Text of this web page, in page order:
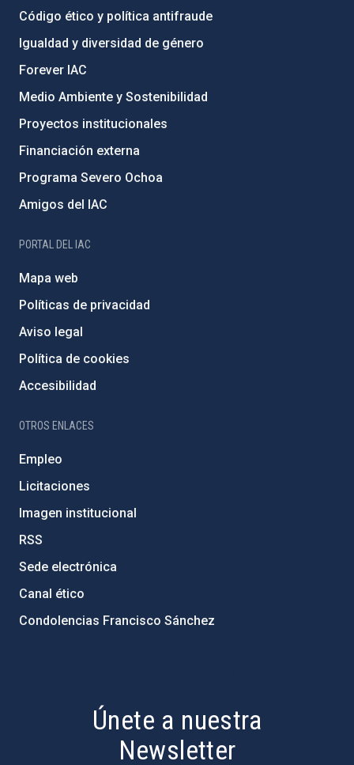
Código ético y política antifraude
Igualdad y diversidad de género
Forever IAC
Medio Ambiente y Sostenibilidad
Proyectos institucionales
Financiación externa
Programa Severo Ochoa
Amigos del IAC
PORTAL DEL IAC
Mapa web
Políticas de privacidad
Aviso legal
Política de cookies
Accesibilidad
OTROS ENLACES
Empleo
Licitaciones
Imagen institucional
RSS
Sede electrónica
Canal ético
Condolencias Francisco Sánchez
Únete a nuestra
Newsletter